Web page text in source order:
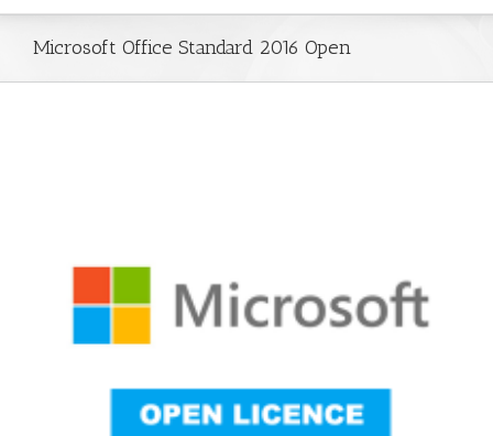
Microsoft Office Standard 2016 Open